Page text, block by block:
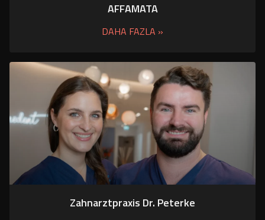
AFFAMATA
DAHA FAZLA »
Zahnarztpraxis Dr. Peterke